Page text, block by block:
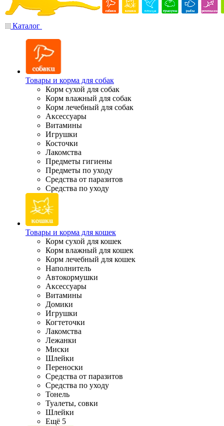
Каталог
Товары и корма для собак
Корм сухой для собак
Корм влажный для собак
Корм лечебный для собак
Аксессуары
Витамины
Игрушки
Косточки
Лакомства
Предметы гигиены
Предметы по уходу
Средства от паразитов
Средства по уходу
Товары и корма для кошек
Корм сухой для кошек
Корм влажный для кошек
Корм лечебный для кошек
Наполнитель
Автокормушки
Аксессуары
Витамины
Домики
Игрушки
Когтеточки
Лакомства
Лежанки
Миски
Шлейки
Переноски
Средства от паразитов
Средства по уходу
Тонель
Туалеты, совки
Шлейки
Ещё 5